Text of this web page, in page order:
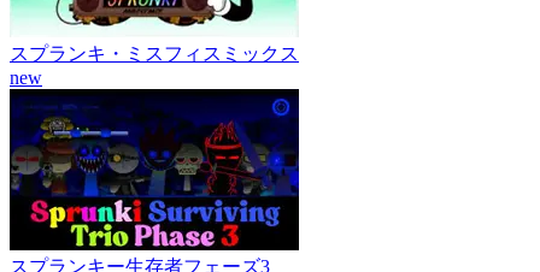
スプランキ・ミスフィスミックス
new
スプランキー生存者フェーズ3